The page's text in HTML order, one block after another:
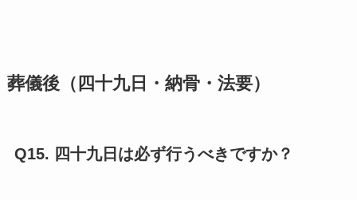
葬儀後（四十九日・納骨・法要）
Q15. 四十九日は必ず行うべきですか？